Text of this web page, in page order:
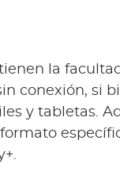
la
conexión, si
y tabletas.